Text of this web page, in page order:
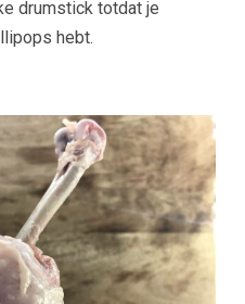
drumstick totdat je
hebt.